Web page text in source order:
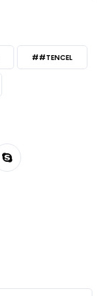
##TENCEL